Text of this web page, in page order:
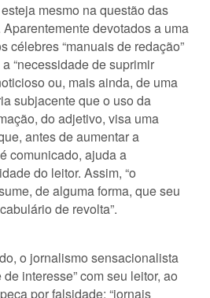
mesmo na questão das
Aparentemente devotados a uma
célebres “manuais de redação”
“necessidade de suprimir
ou, mais ainda, de uma
subjacente que o uso da
do adjetivo, visa uma
antes de aumentar a
comunicado, ajuda a
do leitor. Assim, “o
de alguma forma, que seu
de revolta”.
o jornalismo sensacionalista
interesse” com seu leitor, ao
por falsidade: “jornais